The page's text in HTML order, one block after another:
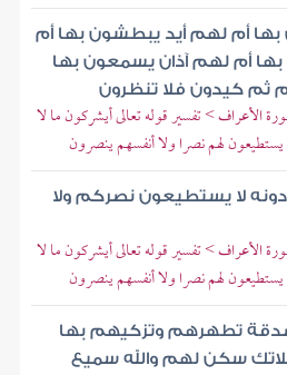
أم لهم أيد يبطشون بها أم
أم لهم آذان يسمعون بها
ثم كيدون فلا تنظرون
الأعراف > تفسير قوله تعالى أيشركون ما لا
لهم نصرا ولا أنفسهم ينصرون
لا يستطيعون نصركم ولا
الأعراف > تفسير قوله تعالى أيشركون ما لا
لهم نصرا ولا أنفسهم ينصرون
تطهرهم وتزكيهم بها
سكن لهم والله سميع